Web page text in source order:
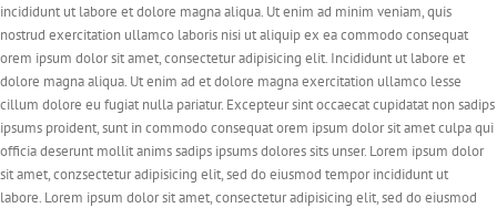
incididunt ut labore et dolore magna aliqua. Ut enim ad minim veniam, quis
nostrud exercitation ullamco laboris nisi ut aliquip ex ea commodo consequat
orem ipsum dolor sit amet, consectetur adipisicing elit. Incididunt ut labore et
dolore magna aliqua. Ut enim ad et dolore magna exercitation ullamco lesse
cillum dolore eu fugiat nulla pariatur. Excepteur sint occaecat cupidatat non sadips
ipsums proident, sunt in commodo consequat orem ipsum dolor sit amet culpa qui
officia deserunt mollit anims sadips ipsums dolores sits unser. Lorem ipsum dolor
sit amet, conzsectetur adipisicing elit, sed do eiusmod tempor incididunt ut
labore. Lorem ipsum dolor sit amet, consectetur adipisicing elit, sed do eiusmod